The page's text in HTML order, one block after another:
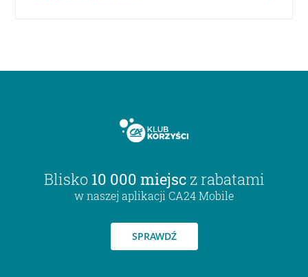
Blisko 10 000 miejsc z rabatami
w naszej aplikacji CA24 Mobile
SPRAWDŹ